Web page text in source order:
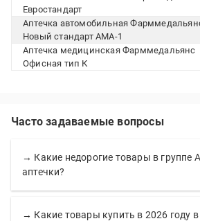
Евростандарт
Аптечка автомобильная
Новый стандарт АМА-1
Аптечка медицинская Фарммедальянс
Офисная тип К
Часто задаваемые вопросы
→ Какие недорогие товары в группе
аптечки?
→ Какие товары купить в 2026 году в